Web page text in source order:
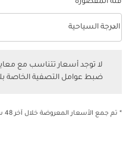
فئة المقصورة
فئة المقصورة option الدرجة السياحية Selected
الدرجة السياحية
keyboard_arrow_down
لا توجد أسعار تتناسب مع
ضبط عوامل التصفية الخاصة
* تم جمع الأسعار المعروضة خلال آخر 48 ساعة وقد لا تكون متاحة وقت الحجز.